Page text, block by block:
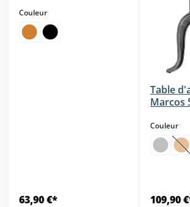
Couleurselect
63,90 €*
Table
Marcos
Couleur
109,90